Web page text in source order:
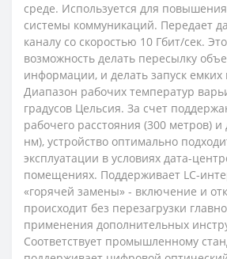
среде. Используется для
системы коммуникаций. Передает
каналу со скоростью 10 Гбит/сек.
возможность делать пересылку
информации, и делать запуск
Диапазон рабочих температур
градусов Цельсия. За счет
рабочего расстояния (300 метров)
нм), устройство оптимально
эксплуатации в условиях дата-
помещениях. Поддерживает LC-
«горячей замены» - включение и
происходит без перезагрузки
применения дополнительных
Соответствует промышленному